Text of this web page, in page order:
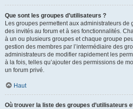
Que sont les groupes d’utilisateurs ?
Les groupes permettent aux administrateurs de
des invités au forum et à ses fonctionnalités.
à un ou plusieurs groupes et chaque groupe
gestion des membres par l’intermédiaire des
administrateurs de modifier rapidement les
à la fois, telles qu’ajouter des permissions de
un forum privé.
Haut
Où trouver la liste des groupes d’utilisateurs